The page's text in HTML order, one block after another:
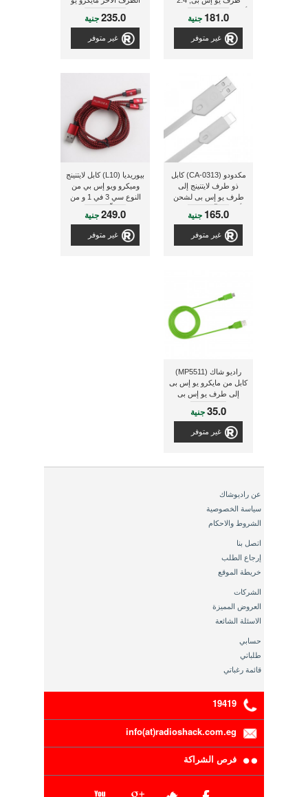
أمبير, طول 1 متر, ذو لون
أبيض
181.0 جنية
غير متوفر
إس بى للشحن و التزامن
بطول 1 متر و ذو لون235.0جنية
غير متوفر
مكدودو (CA-0313) كابل
ذو طرف لايتنينج إلى
طرف يو إس بى لشحن
أجهزة الآيفون, ذو لون
أبيض
165.0 جنية
غير متوفر
بيوريديا (L10) كابل لايتنينج
وميكرو ويو إس بي من
النوع سي 3 في 1 و من
الطرف الاّخر يو إس بى
للشحن, ذو لون أحمر
249.0جنية
غير متوفر
راديو شاك (MP5511)
كابل من مايكرو يو إس بى
إلى طرف يو إس بى
35.0جنية
غير متوفر
عن راديوشاك
سياسة الخصوصية
الشروط والاحكام
اتصل بنا
إرجاع الطلب
خريطة الموقع
الشركات
العروض المميزة
الاسئلة الشائعة
حسابي
طلباتي
قائمة رغباتي
19419
info(at)radioshack.com.eg
فرص الشراكة